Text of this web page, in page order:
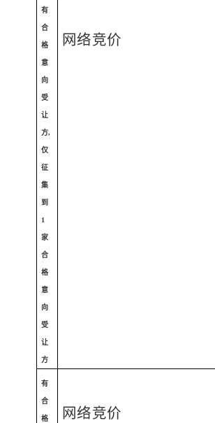
有
合
格
意
向
受
让
方,
仅
征
集
到
1
家
合
格
意
向
受
让
方
网络竞价
有
合
格 网络竞价